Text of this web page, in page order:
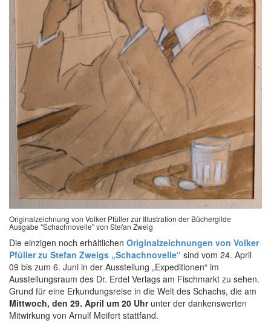
Originalzeichnung von Volker Pfüller zur Illustration der Büchergilde
Ausgabe "Schachnovelle" von Stefan Zweig
Die einzigen noch erhältlichen Originalzeichnungen von Volker
Pfüller zu Stefan Zweigs „Schachnovelle“ sind vom 24. April
09 bis zum 6. Juni in der Ausstellung „Expeditionen“ im
Ausstellungsraum des Dr. Erdel Verlags am Fischmarkt zu sehen.
Grund für eine Erkundungsreise in die Welt des Schachs, die am
Mittwoch, den 29. April um 20 Uhr unter der dankenswerten
Mitwirkung von Arnulf Meifert stattfand.